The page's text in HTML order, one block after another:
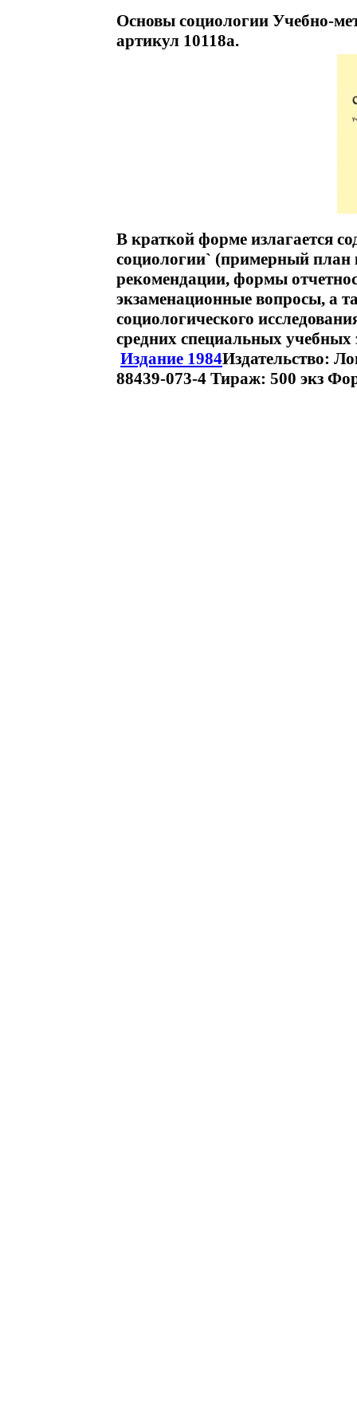
Основы социологии Учебно-
артикул 10118a.
В краткой форме излагается
социологии` (примерный план
рекомендации, формы
экзаменационные вопросы, а
социологического
средних специальных
Издание 1984Издательство:
88439-073-4 Тираж: 500 экз